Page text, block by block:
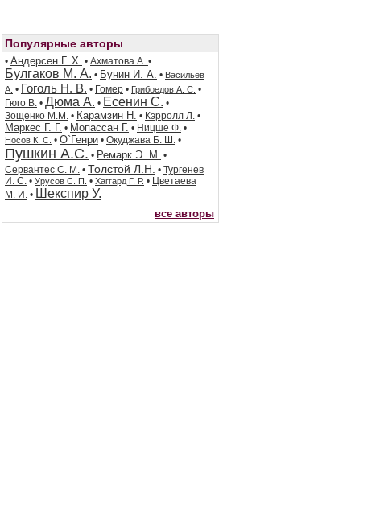
Популярные авторы
• Андерсен Г. Х. • Ахматова А. •
Булгаков М. А. • Бунин И. А. • Васильев
А. • Гоголь Н. В. • Гомер • Грибоедов А. С. •
Гюго В. • Дюма А. • Есенин С. •
Зощенко М.М. • Карамзин Н. • Кэрролл Л. •
Маркес Г. Г. • Мопассан Г. • Ницше Ф. •
Носов К. С. • О`Генри • Окуджава Б. Ш. •
Пушкин А.С. • Ремарк Э. М. •
Сервантес С. М. • Толстой Л.Н. • Тургенев
И. С. • Урусов С. П. • Хаггард Г. Р. • Цветаева
М. И. • Шекспир У.
все авторы